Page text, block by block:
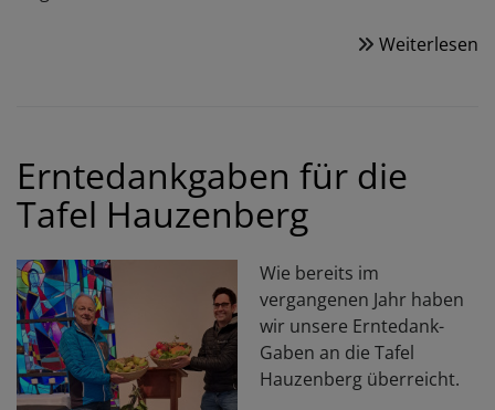
Weiterlesen
Erntedankgaben für die
Tafel Hauzenberg
Wie bereits im
vergangenen Jahr haben
wir unsere Erntedank-
Gaben an die Tafel
Hauzenberg überreicht.